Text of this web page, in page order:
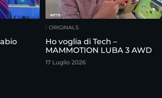
ORIGINALS
Ho voglia di Tech –
MAMMOTION LUBA 3 AWD
17 Luglio 2026